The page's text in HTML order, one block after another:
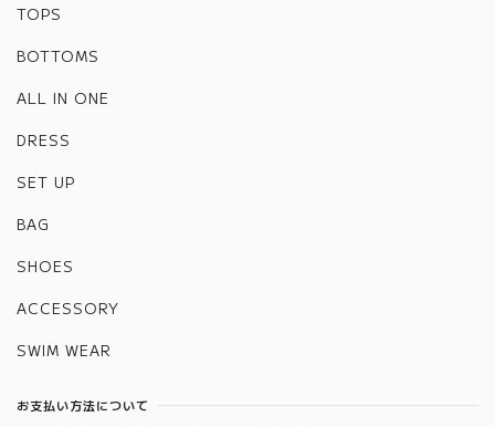
TOPS
BOTTOMS
ALL IN ONE
DRESS
SET UP
BAG
SHOES
ACCESSORY
SWIM WEAR
お支払い方法について